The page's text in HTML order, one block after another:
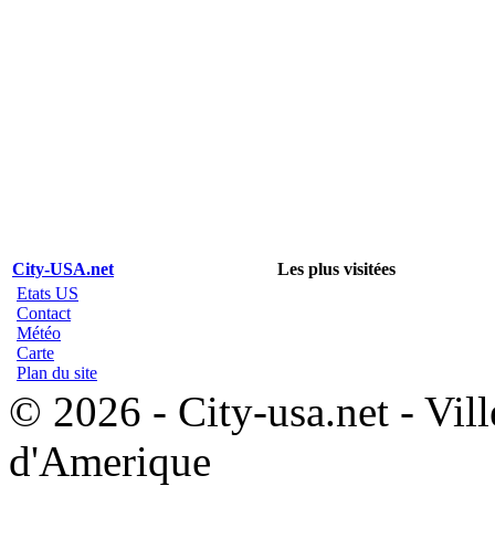
City-USA.net
Les plus visitées
Etats US
Contact
Météo
Carte
Plan du site
© 2026 - City-usa.net -
d'Amerique